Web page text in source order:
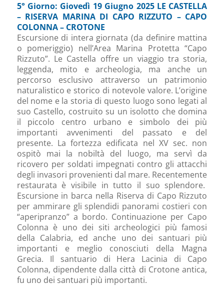
5° Giorno: Giovedì 19 Giugno 2025 LE CASTELLA
– RISERVA MARINA DI CAPO RIZZUTO – CAPO
COLONNA – CROTONE
Escursione di intera giornata (da definire mattina
o pomeriggio) nell’Area Marina Protetta “Capo
Rizzuto”. Le Castella offre un viaggio tra storia,
leggenda, mito e archeologia, ma anche un
percorso esclusivo attraverso un patrimonio
naturalistico e storico di notevole valore. L’origine
del nome e la storia di questo luogo sono legati al
suo Castello, costruito su un isolotto che domina
il piccolo centro urbano e simbolo dei più
importanti avvenimenti del passato e del
presente. La fortezza edificata nel XV sec. non
ospitò mai la nobiltà del luogo, ma servì da
ricovero per soldati impegnati contro gli attacchi
degli invasori provenienti dal mare. Recentemente
restaurata è visibile in tutto il suo splendore.
Escursione in barca nella Riserva di Capo Rizzuto
per ammirare gli splendidi panorami costieri con
“aperipranzo” a bordo. Continuazione per Capo
Colonna è uno dei siti archeologici più famosi
della Calabria, ed anche uno dei santuari più
importanti e meglio conosciuti della Magna
Grecia. Il santuario di Hera Lacinia di Capo
Colonna, dipendente dalla città di Crotone antica,
fu uno dei santuari più importanti.